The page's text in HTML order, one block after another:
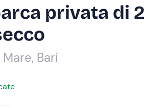
privata di
Bari